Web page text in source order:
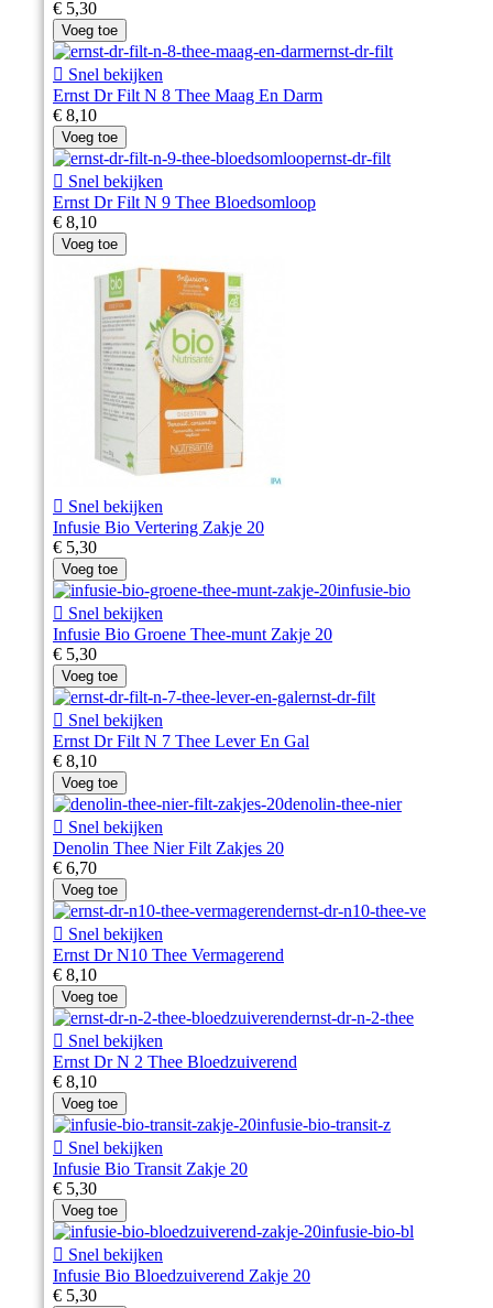
€ 5,30
Voeg toe
 Snel bekijken
Ernst Dr Filt N 8 Thee Maag En Darm
€ 8,10
Voeg toe
 Snel bekijken
Ernst Dr Filt N 9 Thee Bloedsomloop
€ 8,10
Voeg toe
 Snel bekijken
Infusie Bio Vertering Zakje 20
€ 5,30
Voeg toe
 Snel bekijken
Infusie Bio Groene Thee-munt Zakje 20
€ 5,30
Voeg toe
 Snel bekijken
Ernst Dr Filt N 7 Thee Lever En Gal
€ 8,10
Voeg toe
 Snel bekijken
Denolin Thee Nier Filt Zakjes 20
€ 6,70
Voeg toe
 Snel bekijken
Ernst Dr N10 Thee Vermagerend
€ 8,10
Voeg toe
 Snel bekijken
Ernst Dr N 2 Thee Bloedzuiverend
€ 8,10
Voeg toe
 Snel bekijken
Infusie Bio Transit Zakje 20
€ 5,30
Voeg toe
 Snel bekijken
Infusie Bio Bloedzuiverend Zakje 20
€ 5,30